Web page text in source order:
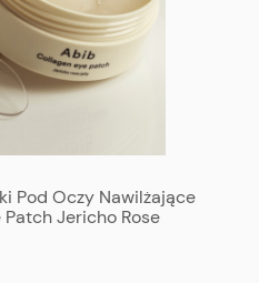
Pod Oczy Nawilżające
Jericho Rose